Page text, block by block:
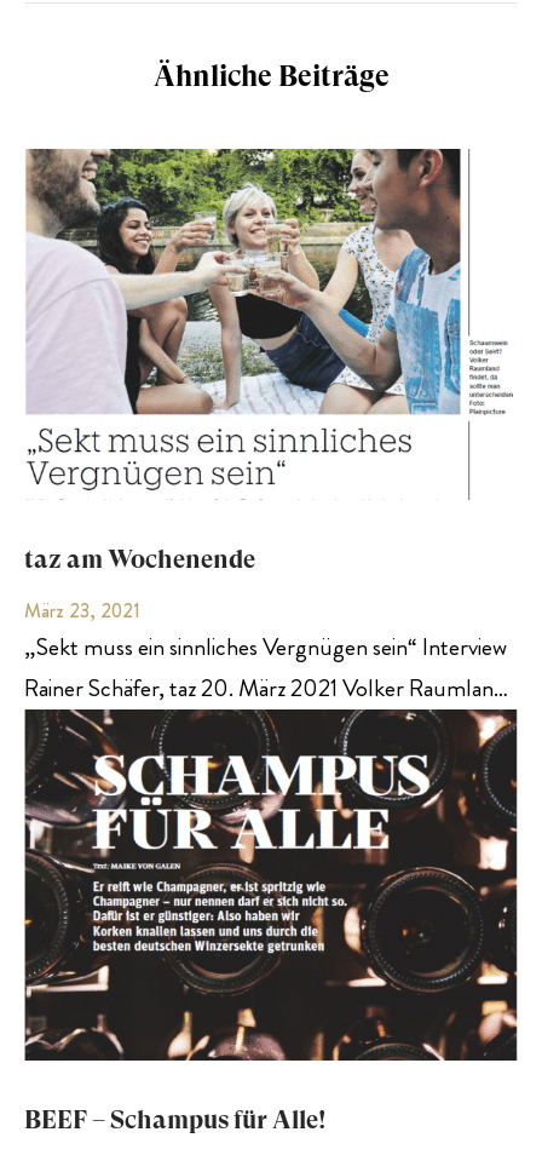
Ähnliche Beiträge
taz am Wochenende
März 23, 2021
„Sekt muss ein sinnliches Vergnügen sein“ Interview
Rainer Schäfer, taz 20. März 2021 Volker Raumlan…
BEEF – Schampus für Alle!